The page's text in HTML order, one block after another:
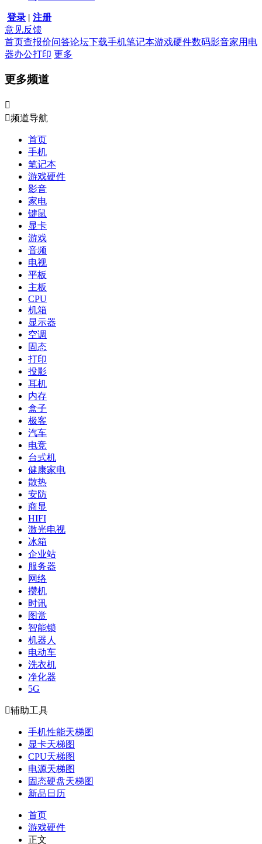
登录 | 注册
意见反馈
首页查报价问答论坛下载手机笔记本游戏硬件数码影音家用电
器办公打印 更多
更多频道

频道导航
首页
手机
笔记本
游戏硬件
影音
家电
键鼠
显卡
游戏
音频
电视
平板
主板
CPU
机箱
显示器
空调
固态
打印
投影
耳机
内存
盒子
极客
汽车
电竞
台式机
健康家电
散热
安防
商显
HIFI
激光电视
冰箱
企业站
服务器
网络
攒机
时讯
图赏
智能锁
机器人
电动车
洗衣机
净化器
5G
辅助工具
手机性能天梯图
显卡天梯图
CPU天梯图
电源天梯图
固态硬盘天梯图
新品日历
首页
游戏硬件
正文